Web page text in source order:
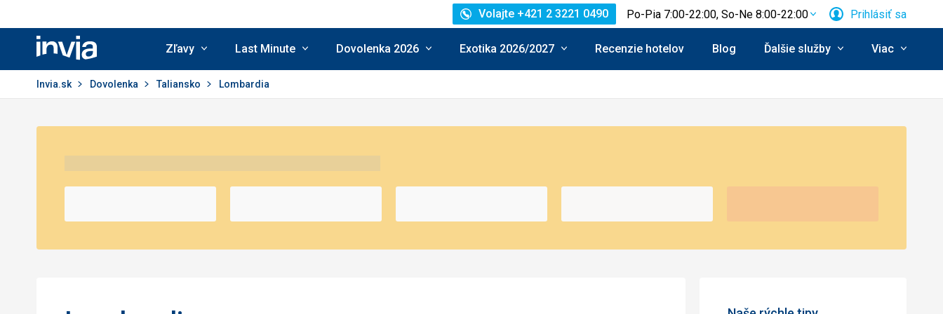
Invia.sk
Volajte +421 2 3221 0490 Po-Pia 7:00-22:00, So-Ne 8:00-22:00 Prihlásiť sa
Zľavy Last Minute Dovolenka 2026 Exotika 2026/2027 Recenzie hotelov Blog Ďalšie služby Viac
Invia.sk Dovolenka Taliansko Lombardia